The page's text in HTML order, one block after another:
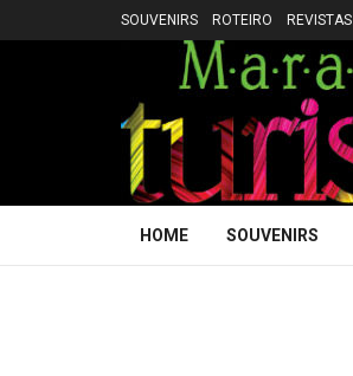
SOUVENIRS ROTEIRO REVISTAS
HOME SOUVENIRS